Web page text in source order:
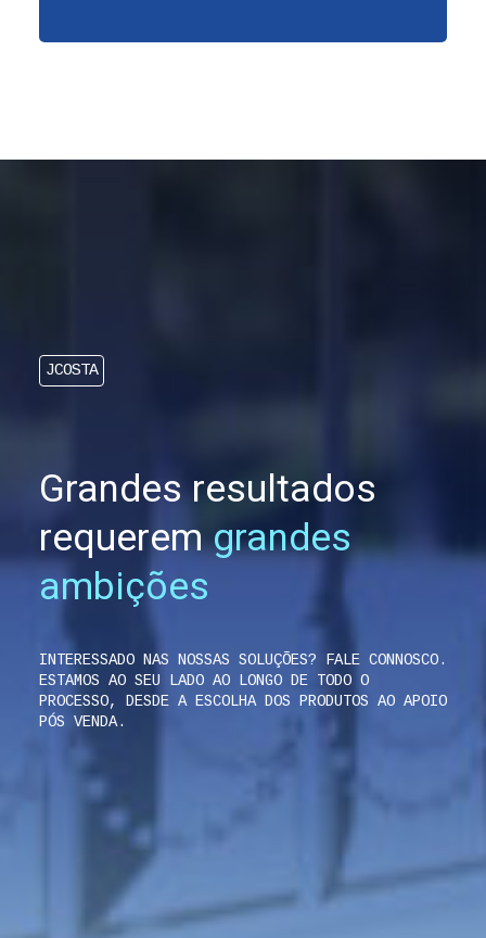
JCOSTA
Grandes resultados
requeremgrandes
ambições
INTERESSADO NAS NOSSAS SOLUÇÕES? FALE CONNOSCO.
ESTAMOS AO SEU LADO AO LONGO DE TODO O
PROCESSO, DESDE A ESCOLHA DOS PRODUTOS AO APOIO
PÓS VENDA.